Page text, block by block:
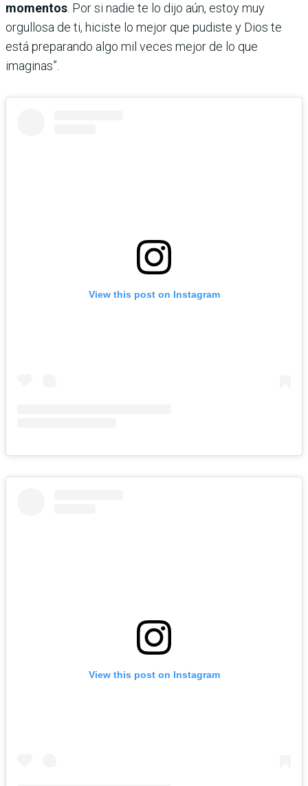
momentos. Por si nadie te lo dijo aún, estoy muy
orgullosa de ti, hiciste lo mejor que pudiste y Dios te
está preparando algo mil veces mejor de lo que
imaginas”.
View this post on Instagram
View this post on Instagram